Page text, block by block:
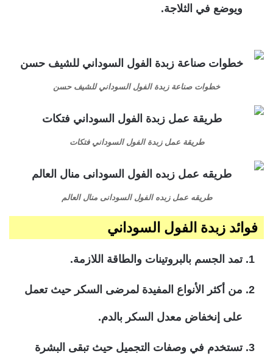
ويوضع في الثلاجة.
خطوات صناعة زبدة الفول السوداني للشيف حسن
طريقة عمل زبدة الفول السوداني فتكات
طريقه عمل زبده الفول السودانى منال العالم
فوائد زبدة الفول السوداني
تمد الجسم بالبروتينات والطاقة اللازمة.
من أكثر الأنواع المفيدة لمرضى السكر حيث تعمل
على إنخفاض معدل السكر بالدم.
تستخدم في وصفات التجميل حيث تبقى البشرة